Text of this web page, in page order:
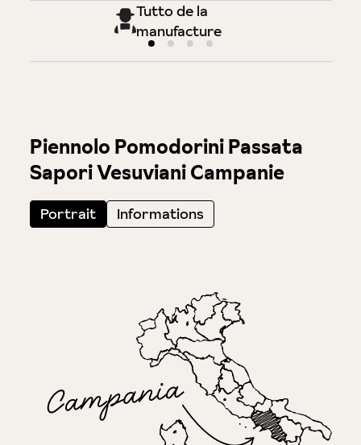
Tutto de la
manufacture
Piennolo Pomodorini Passata
Sapori Vesuviani Campanie
Portrait Informations